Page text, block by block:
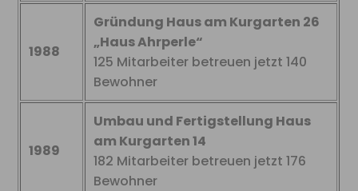
1988
Gründung Haus am Kurgarten 26
„Haus Ahrperle“
125 Mitarbeiter betreuen jetzt 140
Bewohner
1989
Umbau und Fertigstellung Haus
am Kurgarten 14
182 Mitarbeiter betreuen jetzt 176
Bewohner